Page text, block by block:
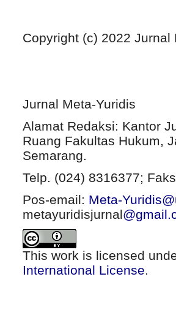
Copyright (c) 2022 Jurnal
Jurnal Meta-Yuridis
Alamat Redaksi: Kantor
Ruang Fakultas Hukum,
Semarang.
Telp. (024) 8316377;
Pos-email: Meta-
metayuridisjurnal
This work is licensed
International License.